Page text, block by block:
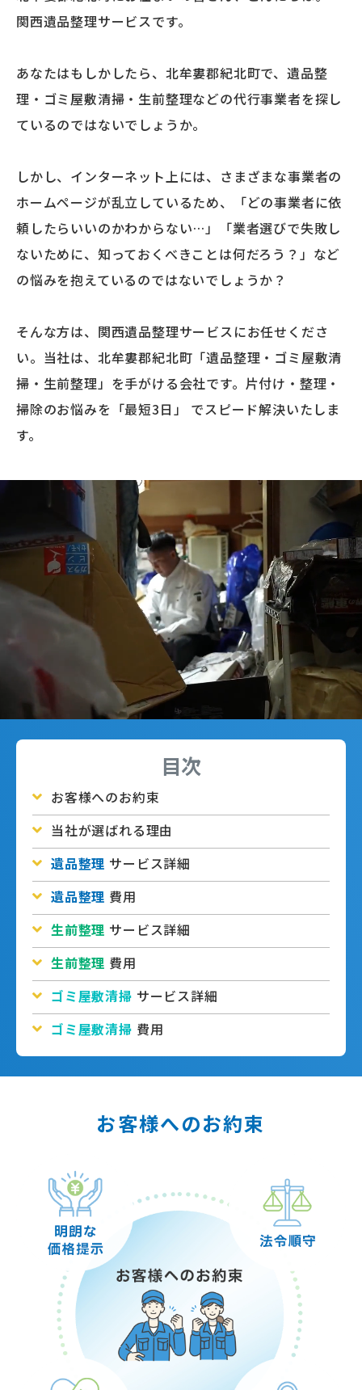
関西遺品整理サービスです。
あなたはもしかしたら、北牟婁郡紀北町で、遺品整
理・ゴミ屋敷清掃・生前整理などの代行事業者を探し
ているのではないでしょうか。
しかし、インターネット上には、さまざまな事業者の
ホームページが乱立しているため、「どの事業者に依
頼したらいいのかわからない…」「業者選びで失敗し
ないために、知っておくべきことは何だろう？」など
の悩みを抱えているのではないでしょうか？
そんな方は、関西遺品整理サービスにお任せくださ
い。当社は、北牟婁郡紀北町「遺品整理・ゴミ屋敷清
掃・生前整理」を手がける会社です。片付け・整理・
掃除のお悩みを「最短3日」 でスピード解決いたしま
す。
目次
お客様へのお約束
当社が選ばれる理由
遺品整理 サービス詳細
遺品整理 費用
生前整理 サービス詳細
生前整理 費用
ゴミ屋敷清掃 サービス詳細
ゴミ屋敷清掃 費用
お客様へのお約束